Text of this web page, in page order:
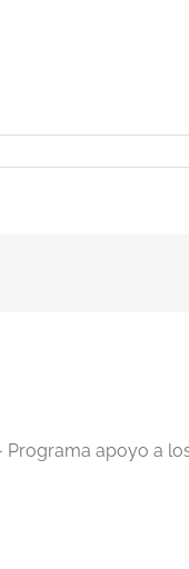
apoyo a